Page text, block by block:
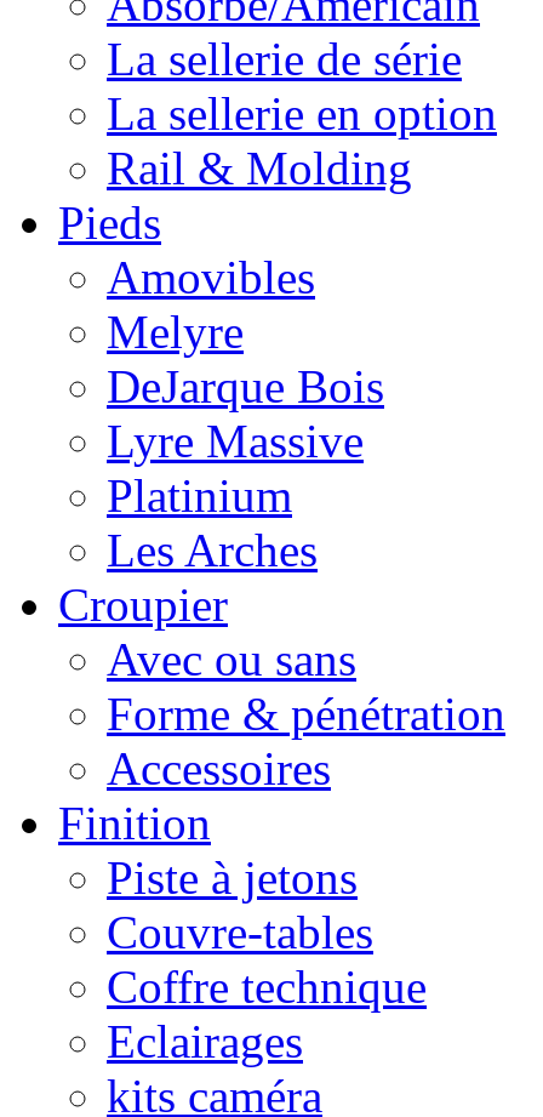
La sellerie de série
La sellerie en option
Rail & Molding
Pieds
Amovibles
Melyre
DeJarque Bois
Lyre Massive
Platinium
Les Arches
Croupier
Avec ou sans
Forme & pénétration
Accessoires
Finition
Piste à jetons
Couvre-tables
Coffre technique
Eclairages
kits caméra